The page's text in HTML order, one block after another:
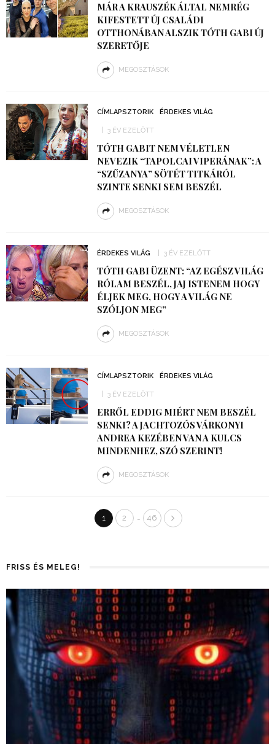
MÁR A KRAUSZÉK ÁLTAL NEMRÉG
KIFESTETT ÚJ CSALÁDI
OTTHONÁBAN ALSZIK TÓTH GABI ÚJ
SZERETŐJE
MEGOSZTÁSOK
CÍMLAPSZTORIK ÉRDEKES VILÁG
3 ÉV EZELŐTT
TÓTH GABIT NEM VÉLETLEN
NEVEZIK “TAPOLCAI VIPERÁNAK”: A
“SZŰZANYA” SÖTÉT TITKÁRÓL
SZINTE SENKI SEM BESZÉL
MEGOSZTÁSOK
ÉRDEKES VILÁG 3 ÉV EZELŐTT
TÓTH GABI ÜZENT: “AZ EGÉSZ VILÁG
RÓLAM BESZÉL, JAJ ISTENEM HOGY
ÉLJEK MEG, HOGY A VILÁG NE
SZÓLJON MEG”
MEGOSZTÁSOK
CÍMLAPSZTORIK ÉRDEKES VILÁG
3 ÉV EZELŐTT
ERRŐL EDDIG MIÉRT NEM BESZÉL
SENKI? A JACHTOZÓS VÁRKONYI
ANDREA KEZÉBEN VAN A KULCS
MINDENHEZ, SZÓ SZERINT!
MEGOSZTÁSOK
1 2 … 46
FRISS ÉS MELEG!